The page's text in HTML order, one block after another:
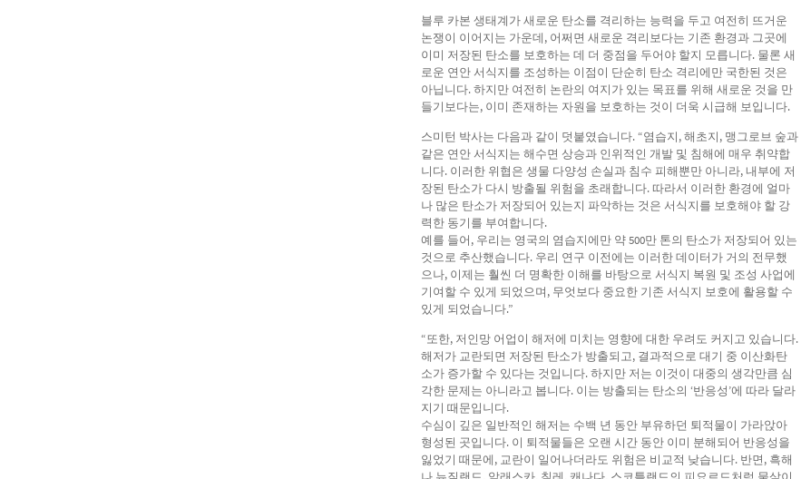
블루 카본 생태계가 새로운 탄소를 격리하는 능력을 두고 여전히 뜨거운
논쟁이 이어지는 가운데, 어쩌면 새로운 격리보다는 기존 환경과 그곳에
이미 저장된 탄소를 보호하는 데 더 중점을 두어야 할지 모릅니다. 물론 새
로운 연안 서식지를 조성하는 이점이 단순히 탄소 격리에만 국한된 것은
아닙니다. 하지만 여전히 논란의 여지가 있는 목표를 위해 새로운 것을 만
들기보다는, 이미 존재하는 자원을 보호하는 것이 더욱 시급해 보입니다.
스미턴 박사는 다음과 같이 덧붙였습니다. “염습지, 해초지, 맹그로브 숲과
같은 연안 서식지는 해수면 상승과 인위적인 개발 및 침해에 매우 취약합
니다. 이러한 위협은 생물 다양성 손실과 침수 피해뿐만 아니라, 내부에 저
장된 탄소가 다시 방출될 위험을 초래합니다. 따라서 이러한 환경에 얼마
나 많은 탄소가 저장되어 있는지 파악하는 것은 서식지를 보호해야 할 강
력한 동기를 부여합니다.
예를 들어, 우리는 영국의 염습지에만 약 500만 톤의 탄소가 저장되어 있는
것으로 추산했습니다. 우리 연구 이전에는 이러한 데이터가 거의 전무했
으나, 이제는 훨씬 더 명확한 이해를 바탕으로 서식지 복원 및 조성 사업에
기여할 수 있게 되었으며, 무엇보다 중요한 기존 서식지 보호에 활용할 수
있게 되었습니다.”
“또한, 저인망 어업이 해저에 미치는 영향에 대한 우려도 커지고 있습니다.
해저가 교란되면 저장된 탄소가 방출되고, 결과적으로 대기 중 이산화탄
소가 증가할 수 있다는 것입니다. 하지만 저는 이것이 대중의 생각만큼 심
각한 문제는 아니라고 봅니다. 이는 방출되는 탄소의 ‘반응성’에 따라 달라
지기 때문입니다.
수심이 깊은 일반적인 해저는 수백 년 동안 부유하던 퇴적물이 가라앉아
형성된 곳입니다. 이 퇴적물들은 오랜 시간 동안 이미 분해되어 반응성을
잃었기 때문에, 교란이 일어나더라도 위험은 비교적 낮습니다. 반면, 흑해